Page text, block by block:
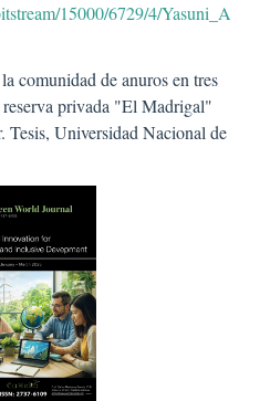
15000/6729/4/Yasuni_A
comunidad de anuros en tres
privada "El Madrigal"
Tesis, Universidad Nacional de